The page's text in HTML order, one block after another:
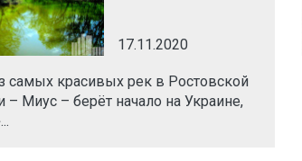
17.11.2020
самых красивых рек в Ростовской
– Миус – берёт начало на Украине,